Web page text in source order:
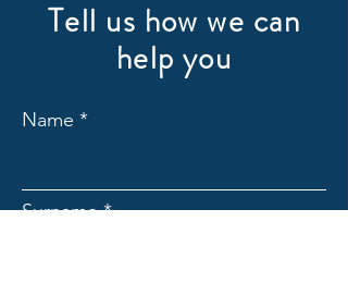
Tell us how we can
help you
Name
Surname